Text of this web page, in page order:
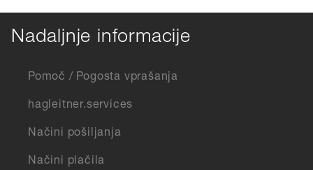
Nadaljnje informacije
Pomoč / Pogosta vprašanja
hagleitner.services
Načini pošiljanja
Načini plačila